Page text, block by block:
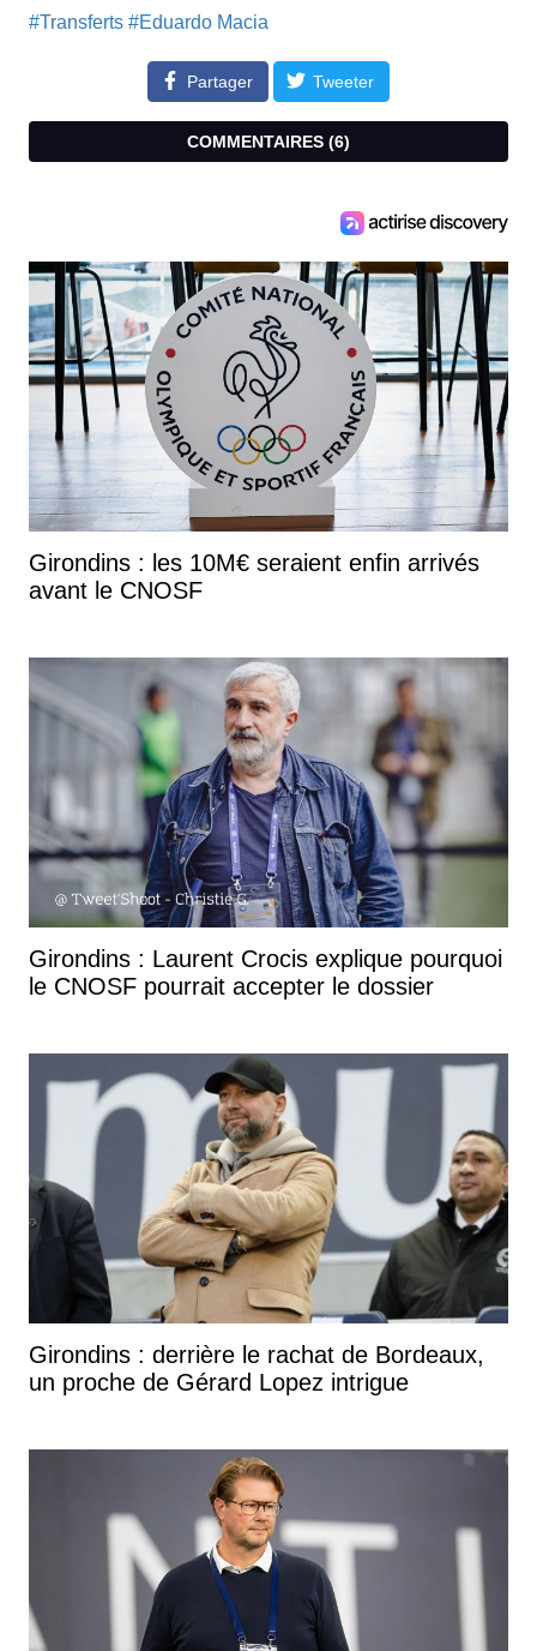
#Transferts #Eduardo Macia
Partager Tweeter
COMMENTAIRES (6)
Girondins : les 10M€ seraient enfin arrivés
avant le CNOSF
Girondins : Laurent Crocis explique pourquoi
le CNOSF pourrait accepter le dossier
Girondins : derrière le rachat de Bordeaux,
un proche de Gérard Lopez intrigue